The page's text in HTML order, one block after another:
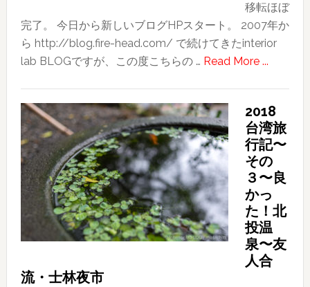
ま
す
移転ほぼ
完了。 今日から新しいブログHPスタート。 2007年か
ら http://blog.fire-head.com/ で続けてきたinterior
lab BLOGですが、この度こちらの … Read More ...about
か
ら
新
し
い
ブ
ロ
グ
HP
2018
台湾旅
行記〜
その
３〜良
かっ
た！北
投温
泉〜友
人合
流・士林夜市